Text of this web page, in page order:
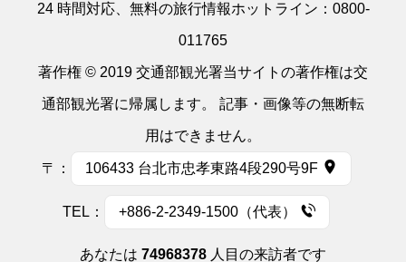
24 時間対応、無料の旅行情報ホットライン： 0800-
011765
著作権 © 2019 交通部観光署当サイトの著作権は交
通部観光署に帰属します。 記事・画像等の無断転
用はできません。
〒： 106433 台北市忠孝東路4段290号9F
TEL： +886-2-2349-1500（代表）
あなたは 74968378 人目の来訪者です